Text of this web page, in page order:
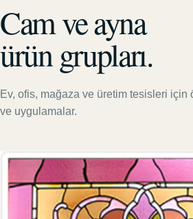
Cam ve ayna
ürün grupları.
Ev, ofis, mağaza ve üretim tesisleri için
ve uygulamalar.